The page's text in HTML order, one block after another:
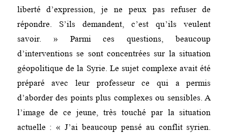
liberté d’expression, je ne peux pas refuser de
répondre. S’ils demandent, c’est qu’ils veulent
savoir. » Parmi ces questions, beaucoup
d’interventions se sont concentrées sur la situation
géopolitique de la Syrie. Le sujet complexe avait été
préparé avec leur professeur ce qui a permis
d’aborder des points plus complexes ou sensibles. A
l’image de ce jeune, très touché par la situation
actuelle : « J’ai beaucoup pensé au conflit syrien.